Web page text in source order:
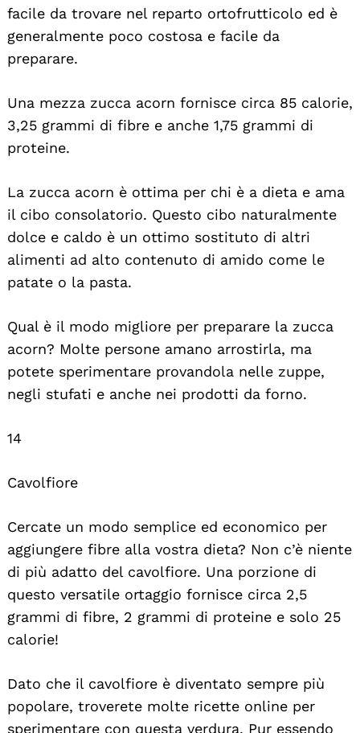
facile da trovare nel reparto ortofrutticolo ed è
generalmente poco costosa e facile da
preparare.
Una mezza zucca acorn fornisce circa 85 calorie,
3,25 grammi di fibre e anche 1,75 grammi di
proteine.
La zucca acorn è ottima per chi è a dieta e ama
il cibo consolatorio. Questo cibo naturalmente
dolce e caldo è un ottimo sostituto di altri
alimenti ad alto contenuto di amido come le
patate o la pasta.
Qual è il modo migliore per preparare la zucca
acorn? Molte persone amano arrostirla, ma
potete sperimentare provandola nelle zuppe,
negli stufati e anche nei prodotti da forno.
14
Cavolfiore
Cercate un modo semplice ed economico per
aggiungere fibre alla vostra dieta? Non c’è niente
di più adatto del cavolfiore. Una porzione di
questo versatile ortaggio fornisce circa 2,5
grammi di fibre, 2 grammi di proteine e solo 25
calorie!
Dato che il cavolfiore è diventato sempre più
popolare, troverete molte ricette online per
sperimentare con questa verdura. Pur essendo